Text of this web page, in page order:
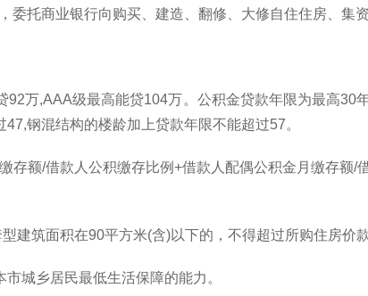
托商业银行向购买、建造、翻修、大修自住住房、集
万,AAA级最高能贷104万。公积金贷款年限为最高30
钢混结构的楼龄加上贷款年限不能超过57。
存额/借款人公积缴存比例+借款人配偶公积金月缴存额/
建筑面积在90平方米(含)以下的，不得超过所购住房价款
城乡居民最低生活保障的能力。